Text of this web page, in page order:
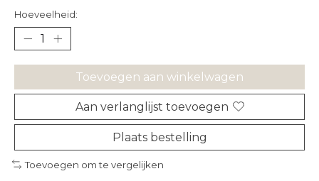
Hoeveelheid:
Toevoegen aan winkelwagen
Aan verlanglijst toevoegen
Plaats bestelling
Toevoegen om te vergelijken